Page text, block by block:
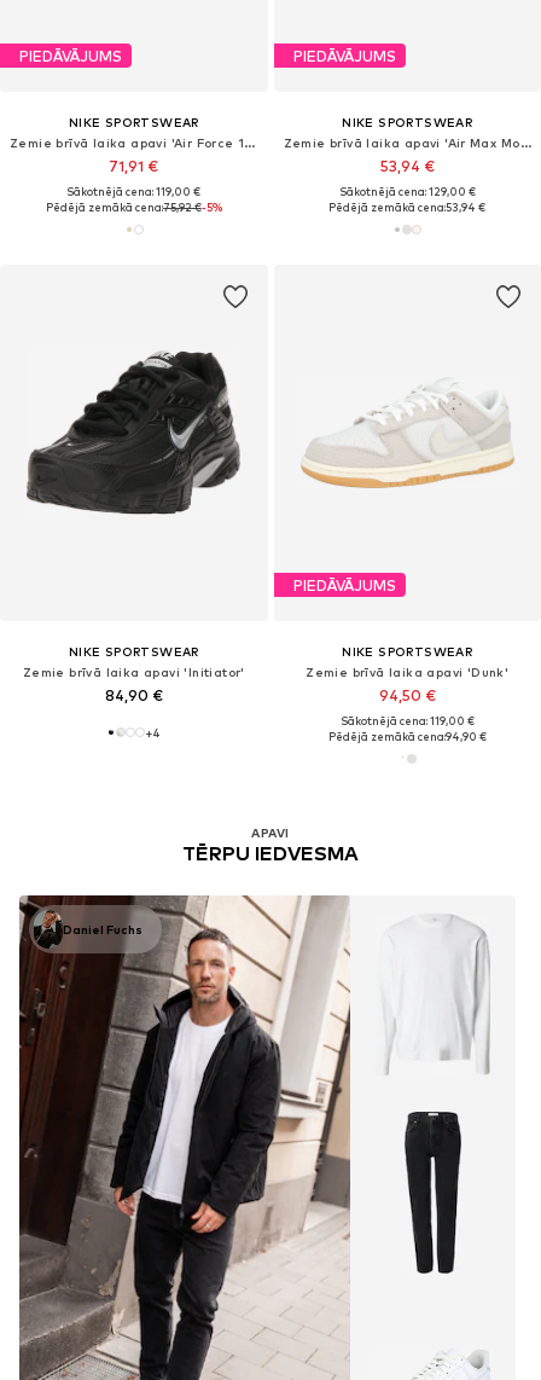
PIEDĀVĀJUMS
NIKE SPORTSWEAR
Zemie brīvā laika apavi 'Air Force 1 '07'
71,91 €
Sākotnējā cena: 119,00 €
Pēdējā zemākā cena:75,92 €-5%
PIEDĀVĀJUMS
NIKE SPORTSWEAR
Zemie brīvā laika apavi 'Air Max Moto 2K'
53,94 €
Sākotnējā cena: 129,00 €
Pēdējā zemākā cena:53,94 €
NIKE SPORTSWEAR
Zemie brīvā laika apavi 'Initiator'
84,90 €
+4
PIEDĀVĀJUMS
NIKE SPORTSWEAR
Zemie brīvā laika apavi 'Dunk'
94,50 €
Sākotnējā cena: 119,00 €
Pēdējā zemākā cena:94,90 €
APAVI
TĒRPU IEDVESMA
Daniel Fuchs